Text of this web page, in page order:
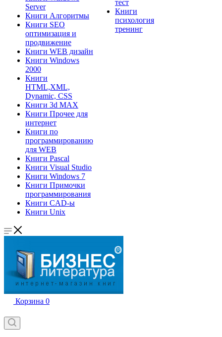
Server
Книги Алгоритмы
Книги SEO
оптимизация и
продвижение
Книги WEB дизайн
Книги Windows
2000
Книги
HTML,XML,
Dynamic, CSS
Книги 3d MAX
Книги Прочее для
интернет
Книги по
программированию
для WEB
Книги Pascal
Книги Visual Studio
Книги Windows 7
Книги Примочки
программирования
Книги CAD-ы
Книги Unix
тест
Книги
психология
тренинг
Корзина 0